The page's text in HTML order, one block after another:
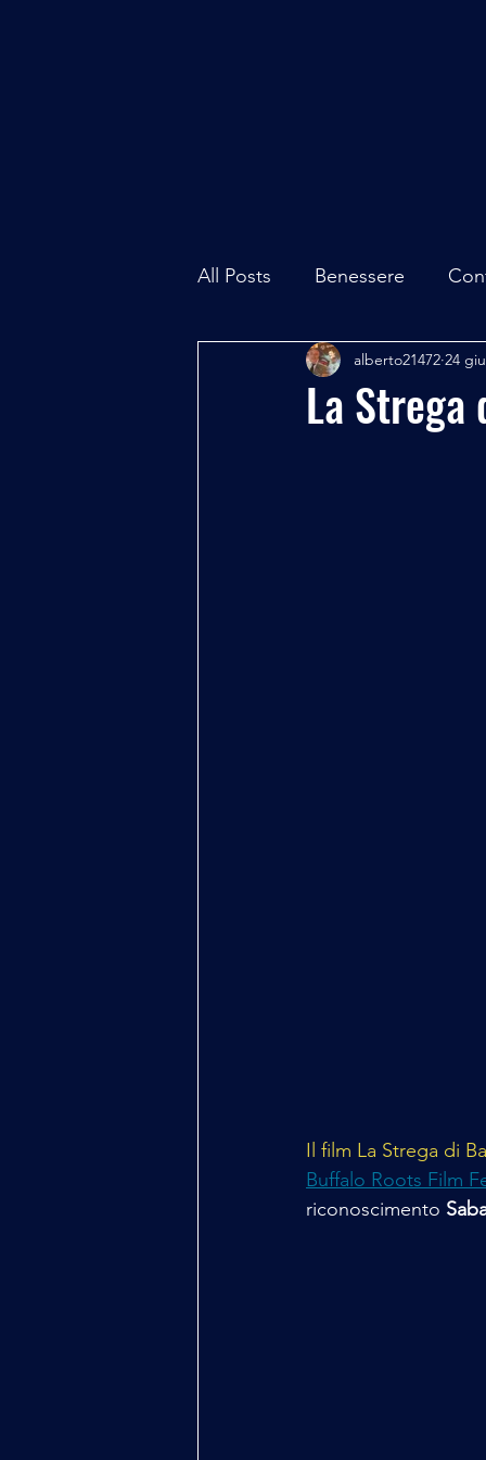
All Posts Benessere
Ambiente Inchieste -
La
alberto21472 24 giu
Il film La Strega di
Buffalo Roots Film
riconoscimento